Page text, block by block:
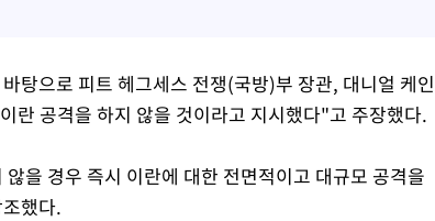
탕으로 피트 헤그세스 전쟁(국방)부 장관, 대니얼 케인
란 공격을 하지 않을 것이라고 지시했다"고 주장했다.
을 경우 즉시 이란에 대한 전면적이고 대규모 공격을
했다.